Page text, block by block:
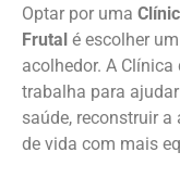
Optar por uma
Frutal é escolher
acolhedor. A
trabalha para
saúde, reconstruir
de vida com mais